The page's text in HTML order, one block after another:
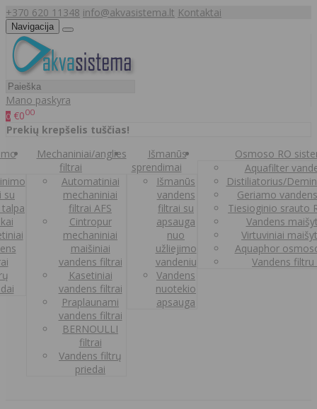
+370 620 11348 info@akvasistema.lt Kontaktai
Navigacija
Mano paskyra
0 €000
Prekių krepšelis tuščias!
su
Mechaniniai/anglies
filtrai
Automatiniai
mechaniniai
filtrai AFS
Cintropur
mechaniniai
maišiniai
vandens filtrai
Kasetiniai
vandens filtrai
Praplaunami
vandens filtrai
BERNOULLI
filtrai
Vandens filtrų
priedai
Išmanūs
sprendimai
Išmanūs
vandens
filtrai su
apsauga
nuo
užliejimo
vandeniu
Vandens
nuotekio
apsauga
Osmoso RO
Aquafilter
Distiliatorius/
Geriamo
Tiesioginio srauto
Vandens
Virtuviniai
Aquaphor
Vandens filtru